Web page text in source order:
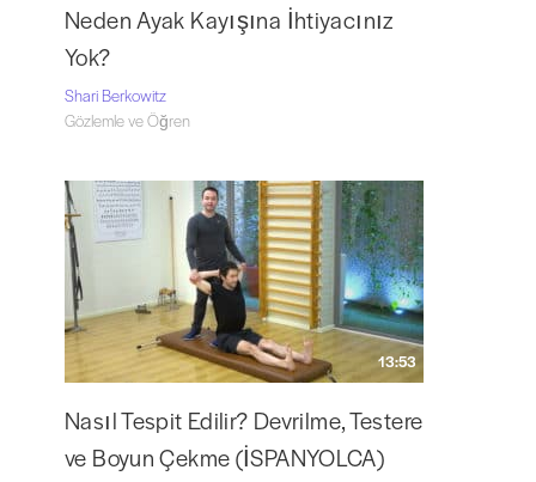
Neden Ayak Kayışına İhtiyacınız
Yok?
Shari Berkowitz
Gözlemle ve Öğren
13:53
Nasıl Tespit Edilir? Devrilme, Testere
ve Boyun Çekme (İSPANYOLCA)